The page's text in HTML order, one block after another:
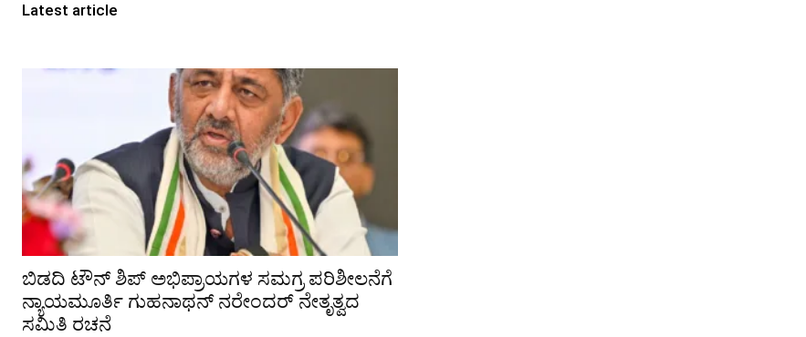
Latest article
ಬಿಡದಿ ಟೌನ್ ಶಿಪ್ ಅಭಿಪ್ರಾಯಗಳ ಸಮಗ್ರ ಪರಿಶೀಲನೆಗೆ
ನ್ಯಾಯಮೂರ್ತಿ ಗುಹನಾಥನ್ ನರೇಂದರ್ ನೇತೃತ್ವದ
ಸಮಿತಿ ರಚನೆ